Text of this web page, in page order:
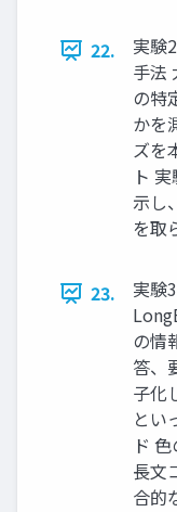
22.
実験
手法
の特
かを
ズを
ト
示し
を取
23.
実験
の情
答、
子化
とい
ド
長文
合的